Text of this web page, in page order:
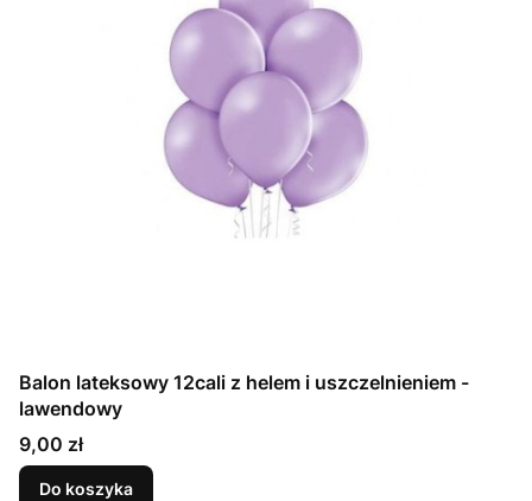
Balon lateksowy 12cali z helem i uszczelnieniem -
lawendowy
Cena
9,00 zł
Do koszyka